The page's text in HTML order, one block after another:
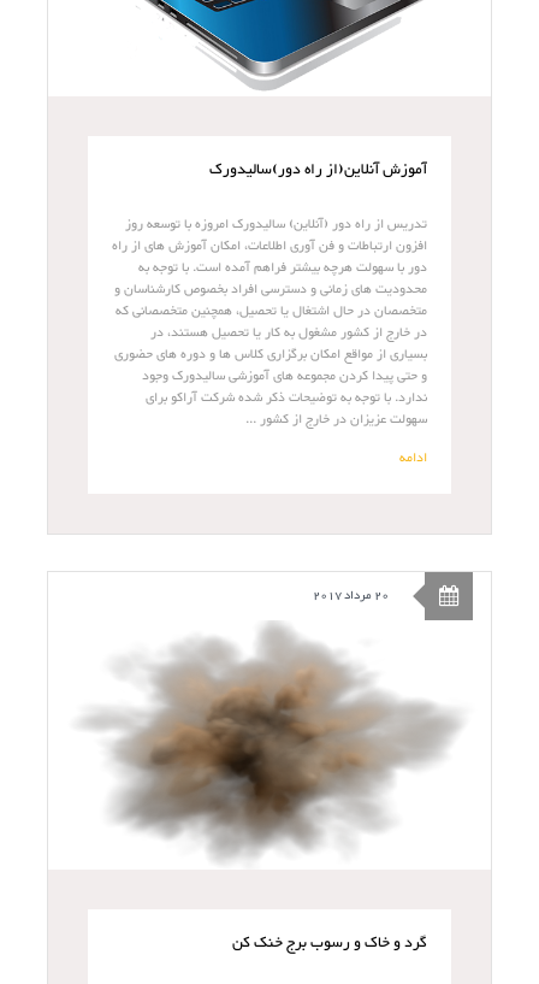
آموزش آنلاین(از راه دور)سالیدورک
تدریس از راه دور (آنلاین) سالیدورک امروزه با توسعه روز
افزون ارتباطات و فن آوری اطلاعات، امکان آموزش های از راه
دور با سهولت هرچه بیشتر فراهم آمده است. با توجه به
محدودیت های زمانی و دسترسی افراد بخصوص کارشناسان و
متخصصان در حال اشتغال یا تحصیل، همچنین متخصصانی که
در خارج از کشور مشغول به کار یا تحصیل هستند، در
بسیاری از مواقع امکان برگزاری کلاس ها و دوره های حضوری
و حتی پیدا کردن مجموعه های آموزشی سالیدورک وجود
ندارد. با توجه به توضیحات ذکر شده شرکت آراکو برای
سهولت عزیزان در خارج از کشور ...
ادامه
20 مرداد 2017
گرد و خاک و رسوب برج خنک کن